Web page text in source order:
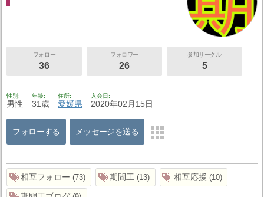
フォロー
36
フォロワー
26
参加サークル
5
性別
男性
年齢
31歳
住所
愛媛県
入会日
2020年02月15日
フォローする メッセージを送る
相互フォロー 73 期間工 13 相互応援 10